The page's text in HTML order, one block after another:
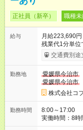
正社員（新卒） 職種
給与
月給223,690
交通費別途
勤務地
愛媛県今治市
愛媛県今治市
株式会社コ
勤務時間
8:00～17:00
実働時間：8時間/日 休憩1時間
る日が多い働